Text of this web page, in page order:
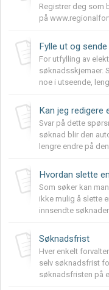
Registrer deg som
på
Fylle ut og
For utfylling av
søknadsskjemaer.
noe i utseende,
Kan jeg redigere
Svar på dette
søknad blir den
lengre endre på
Hvordan slette
Som søker kan
ikke mulig å slette
innsendte søknader
Søknadsfrist
Hver enkelt
selv søknadsfrist
søknadsfristen på